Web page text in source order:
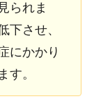
られま
下させ、
にかかり
す。